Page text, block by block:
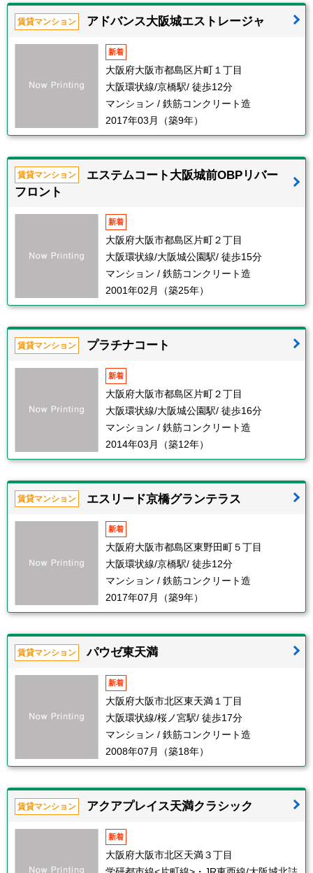
賃貸マンション アドバンス大阪城エストレージャ
新着
大阪府大阪市都島区片町１丁目
大阪環状線/京橋駅/ 徒歩12分
マンション / 鉄筋コンクリート造
2017年03月（築9年）
賃貸マンション
エステムコート大阪城前OBPリバー
フロント
新着
大阪府大阪市都島区片町２丁目
大阪環状線/大阪城公園駅/ 徒歩15分
マンション / 鉄筋コンクリート造
2001年02月（築25年）
賃貸マンション プラチナコート
新着
大阪府大阪市都島区片町２丁目
大阪環状線/大阪城公園駅/ 徒歩16分
マンション / 鉄筋コンクリート造
2014年03月（築12年）
賃貸マンション エスリード京橋グランテラス
新着
大阪府大阪市都島区東野田町５丁目
大阪環状線/京橋駅/ 徒歩12分
マンション / 鉄筋コンクリート造
2017年07月（築9年）
賃貸マンション パウゼ東天満
新着
大阪府大阪市北区東天満１丁目
大阪環状線/桜ノ宮駅/ 徒歩17分
マンション / 鉄筋コンクリート造
2008年07月（築18年）
賃貸マンション アクアプレイス天満クラシック
新着
大阪府大阪市北区天満３丁目